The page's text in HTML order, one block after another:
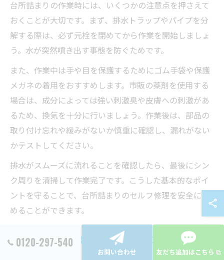
台所詰まりの作業時には、いくつかの注意点を押さえて
おくことが大切です。まず、排水トラップやパイプを分
解する際は、必ず元栓を閉めてから作業を開始しましょ
う。水が突然噴き出す事態を防ぐためです。
また、作業中は手や目を保護するためにゴム手袋や保護
メガネの着用をおすすめします。市販の薬剤を使用する
場合は、成分によっては強い刺激臭や皮膚への刺激があ
るため、換気を十分に行いましょう。作業後は、部品の
取り付け忘れや緩みがないか慎重に確認し、漏れがない
かテストしてください。
排水がスムーズに流れることを確認したら、最後にシン
ク周りを清掃して作業完了です。こうした基本的なポイ
ントを守ることで、台所詰まりのセルフ修理を安全に進
めることができます。
安全に台所詰まりを解消するコツと工夫
0120-297-540
お問い合わせ 友だち追加はこちら